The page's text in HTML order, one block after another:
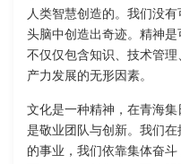
人类智慧创造的。我们没
头脑中创造出奇迹。精神是
不仅仅包含知识、技术管
产力发展的无形因素。
文化是一种精神，在青海
是敬业团队与创新。我们
的事业，我们依靠集体奋